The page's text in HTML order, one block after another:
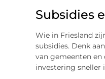
Subsidies
Wie in Friesland
subsidies. Denk
van gemeenten en
investering sneller